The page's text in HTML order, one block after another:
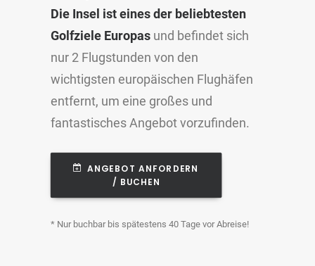
Die Insel ist eines der beliebtesten
Golfziele Europas und befindet sich
nur 2 Flugstunden von den
wichtigsten europäischen Flughäfen
entfernt, um eine großes und
fantastisches Angebot vorzufinden.
ANGEBOT ANFORDERN
/ BUCHEN
* Nur buchbar bis spätestens 40 Tage vor Abreise!